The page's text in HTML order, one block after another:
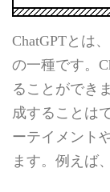
ChatGPTとは
の一種です。
ることができ
成することは
ーテイメント
ます。例えば